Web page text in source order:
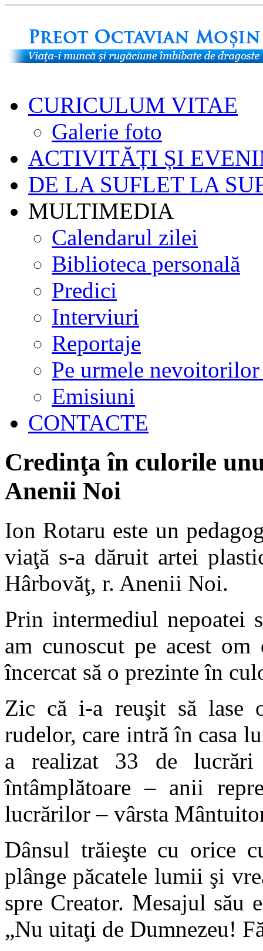
CURICULUM VITAE
Galerie foto
ACTIVITĂȚI ȘI
DE LA SUFLET LA
MULTIMEDIA
Calendarul zilei
Biblioteca personală
Predici
Interviuri
Reportaje
Pe urmele nevoitorilor
Emisiuni
CONTACTE
Credinţa în culorile
Anenii Noi
Ion Rotaru este un
viaţă s-a dăruit artei
Hârbovăţ, r. Anenii Noi.
Prin intermediul nepoatei
am cunoscut pe acest
încercat să o prezinte în
Zic că i-a reuşit să lase
rudelor, care intră în casa
a realizat 33 de lucrări
întâmplătoare – anii
lucrărilor – vârsta
Dânsul trăieşte cu orice
plânge păcatele lumii şi
spre Creator. Mesajul său
„Nu uitaţi de Dumnezeu!